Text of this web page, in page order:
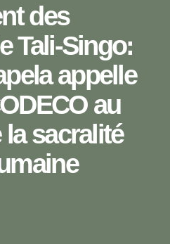
des
Tali-Singo:
appelle
au
sacralité